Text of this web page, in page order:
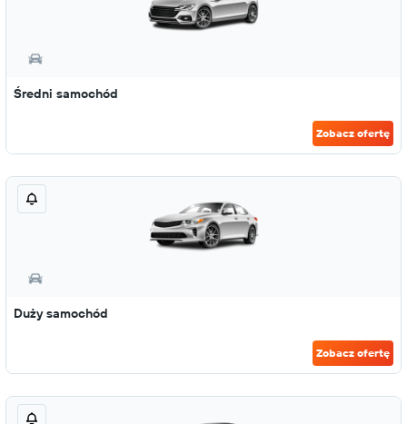
Średni samochód
Zobacz ofertę
Duży samochód
Zobacz ofertę